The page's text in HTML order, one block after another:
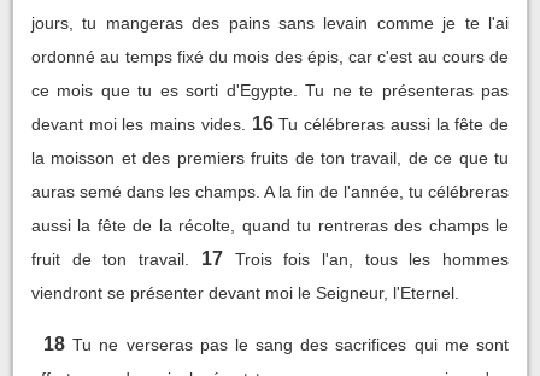
jours, tu mangeras des pains sans levain comme je te l'ai
ordonné au temps fixé du mois des épis, car c'est au cours de
ce mois que tu es sorti d'Egypte. Tu ne te présenteras pas
devant moi les mains vides.
16 Tu célébreras aussi la fête de
la moisson et des premiers fruits de ton travail, de ce que tu
auras semé dans les champs. A la fin de l'année, tu célébreras
aussi la fête de la récolte, quand tu rentreras des champs le
fruit de ton travail.
17
Trois fois l'an, tous les hommes
viendront se présenter devant moi le Seigneur, l'Eternel.
18 Tu ne verseras pas le sang des sacrifices qui me sont